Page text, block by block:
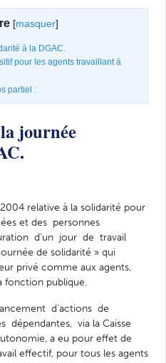
[masquer]
à la DGAC.
pour les agents travaillant à
partiel :
journée
relative à la solidarité pour
et des personnes
d’un jour de travail
de solidarité » qui
privé comme aux agents,
fonction publique.
d’actions de
via la Caisse
a eu pour effet de
effectif, pour tous les agents